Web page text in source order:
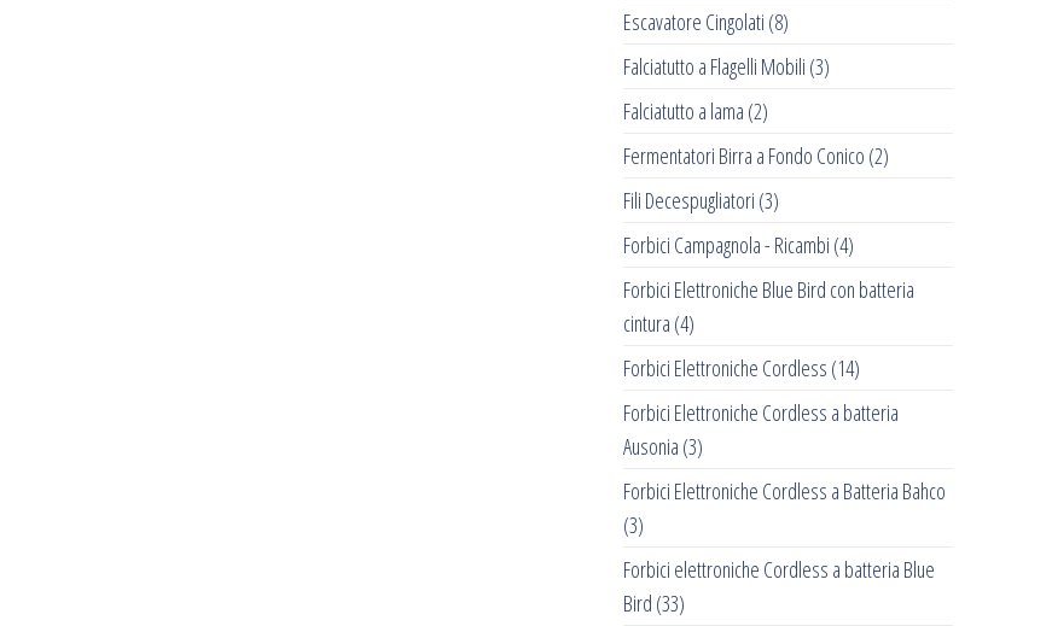
Escavatore Cingolati (8)
Falciatutto a Flagelli Mobili (3)
Falciatutto a lama (2)
Fermentatori Birra a Fondo Conico (2)
Fili Decespugliatori (3)
Forbici Campagnola - Ricambi (4)
Forbici Elettroniche Blue Bird con batteria
cintura (4)
Forbici Elettroniche Cordless (14)
Forbici Elettroniche Cordless a batteria
Ausonia (3)
Forbici Elettroniche Cordless a Batteria Bahco
(3)
Forbici elettroniche Cordless a batteria Blue
Bird (33)